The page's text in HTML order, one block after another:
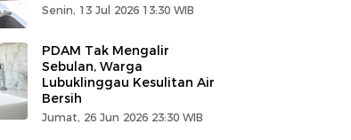
Senin, 13 Jul 2026 13:30 WIB
PDAM Tak Mengalir
Sebulan, Warga
Lubuklinggau Kesulitan Air
Bersih
Jumat, 26 Jun 2026 23:30 WIB